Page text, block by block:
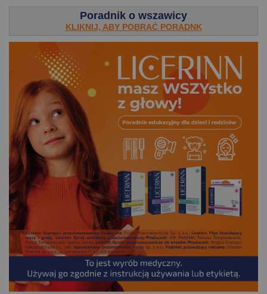
Poradnik o wszawicy
KLIKNIJ, ABY POBRAĆ PORADNK